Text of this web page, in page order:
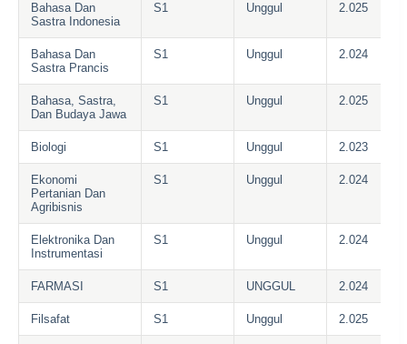
Bahasa Dan
Sastra Indonesia
S1 Unggul 2.025
Bahasa Dan
Sastra Prancis
S1 Unggul 2.024
Bahasa, Sastra,
Dan Budaya Jawa
S1 Unggul 2.025
Biologi S1 Unggul 2.023
Ekonomi
Pertanian Dan
Agribisnis
S1 Unggul 2.024
Elektronika Dan
Instrumentasi
S1 Unggul 2.024
FARMASI S1 UNGGUL 2.024
Filsafat S1 Unggul 2.025